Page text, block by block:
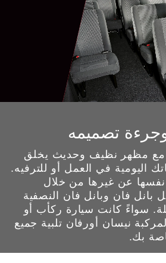
تصميمه
مع مظهر نظيف وحديث يخلق
اليومية في العمل أو للترفيه.
نفسها عن غيرها من خلال
بانل فان وبانل فان النصفية
سواءً كانت سيارة ركأب أو
نيسان أورفان تلبية جميع
بك.